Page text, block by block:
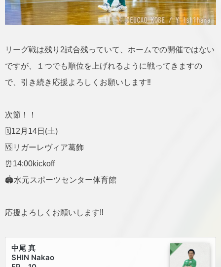
リーグ戦は残り2試合残っていて、ホームでの開催ではない
ですが、１つでも順位を上げれるように戦ってきますの
で、引き続き応援よろしくお願いします‼️
次節！！
🗓️12月14日(土)
🆚リガーレヴィア葛飾
⏰14:00kickoff
🏟️水元スポーツセンター体育館
応援よろしくお願いします‼️